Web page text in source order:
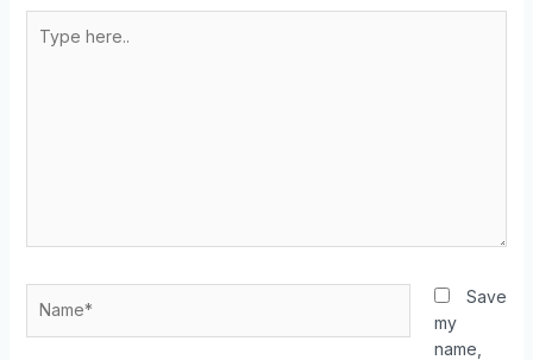
Save
my
name,